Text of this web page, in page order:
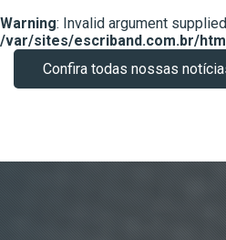
Warning: Invalid argument
/var/sites/escriband.com.br/
Confira todas nossas